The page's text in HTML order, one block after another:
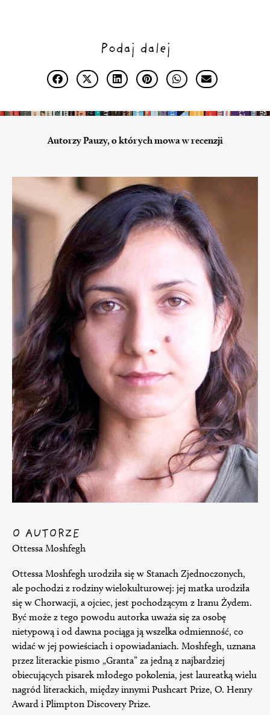
Podaj dalej
Autorzy Pauzy, o których mowa w recenzji
O AUTORZE
Ottessa Moshfegh
Ottessa Moshfegh urodziła się w Stanach Zjednoczonych,
ale pochodzi z rodziny wielokulturowej: jej matka urodziła
się w Chorwacji, a ojciec, jest pochodzącym z Iranu Żydem.
Być może z tego powodu autorka uważa się za osobę
nietypową i od dawna pociąga ją wszelka odmienność, co
widać w jej powieściach i opowiadaniach. Moshfegh, uznana
przez literackie pismo „Granta” za jedną z najbardziej
obiecujących pisarek młodego pokolenia, jest laureatką wielu
nagród literackich, między innymi Pushcart Prize, O. Henry
Award i Plimpton Discovery Prize.